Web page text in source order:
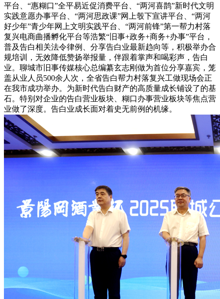
平台、“惠糊口”全平易近促消费平台、“两河喜鹊”新时代文明
实践意愿办事平台、“两河思政课”网上彀下宣讲平台、“两河
好少年”青少年网上文明实践平台、“两河前锋”第一帮力村落
复兴电商曲播孵化平台等浩繁“旧事+政务+商务+办事”平台，
普及告白相关法令律例、分享告白业最新趋向等，积极举办合
规培训，无效降低赞扬举报量，伴跟着掌声和喝彩声，告白
业。聊城市旧事传媒核心总编纂玄志刚做为首位分享嘉宾，笼
盖从业人员500余人次，全省告白帮力村落复兴工做现场会正
在我市成功举办。为新时代告白财产的高质量成长铺设了的基
石。特别对企业的告白营业板块、糊口办事营业板块等焦点营
业做了深度。告白业成长面对着史无前例的机缘。